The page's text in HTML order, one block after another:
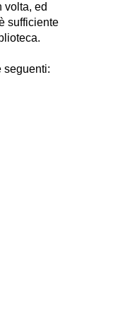
volta, ed
sufficiente
seguenti: